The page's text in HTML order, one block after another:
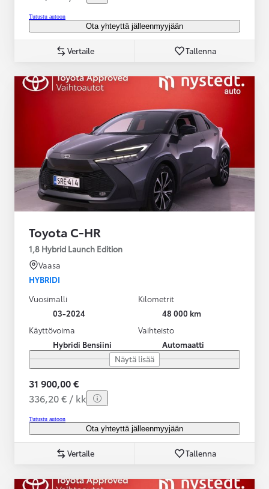
Tutustu autoon
Ota yhteyttä jälleenmyyjään
Vertaile Tallenna
Toyota C-HR
1,8 Hybrid Launch Edition
Vaasa
HYBRIDI
Vuosimalli
03-2024
Kilometrit
48 000 km
Käyttövoima
Hybridi Bensiini
Vaihteisto
Automaatti
Näytä lisää
31 900,00 €
336,20 € / kk
Tutustu autoon
Ota yhteyttä jälleenmyyjään
Vertaile Tallenna